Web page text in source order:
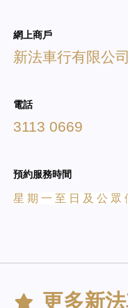
網上商戶
新法車行有限公司
電話
3113 0669
預約服務時間
星 期 一 至 日 及 公 眾